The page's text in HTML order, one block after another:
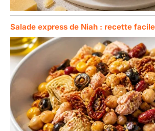
Salade express de Niah : recette